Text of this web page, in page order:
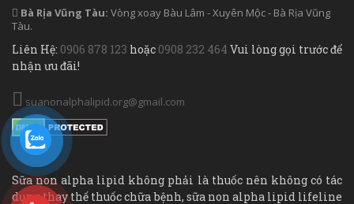
Bà Rịa Vũng Tàu: Vòng xoay Bàu Lâm - Xuyên Mộc - Bà Rịa Vũng
Tàu.
Liên Hệ: 0906 878 123 hoặc 0908 232 464 Vui lòng gọi trước để
nhận ưu đãi!
suanonalphalipid.org@gmail.com
Sữa non alpha lipid không phải là thuốc nên không có tác
dụng thay thế thuốc chữa bệnh, sữa non alpha lipid lifeline